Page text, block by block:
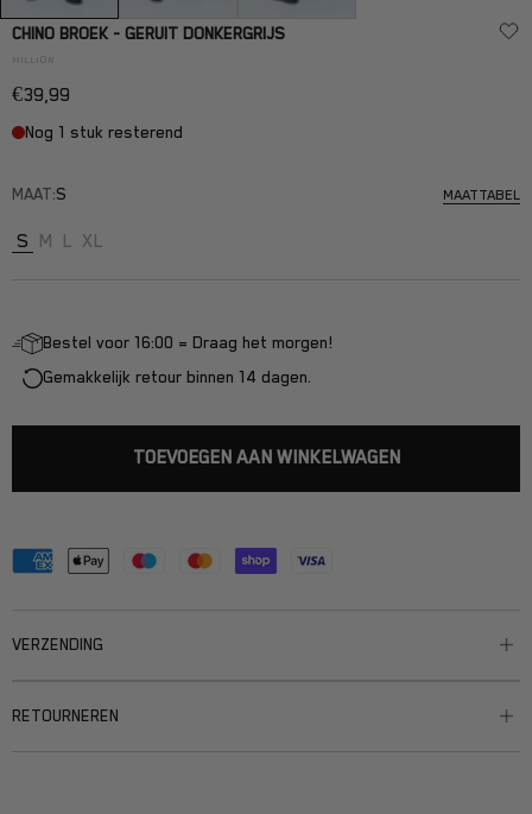
CHINO BROEK - GERUIT DONKERGRIJS
MILLION
Aanbiedingsprijs
€39,99
Nog 1 stuk resterend
MAAT:S MAATTABEL
S M L XL
Bestel voor 16:00 = Draag het morgen!
Gemakkelijk retour binnen 14 dagen.
TOEVOEGEN AAN WINKELWAGEN
VERZENDING
RETOURNEREN